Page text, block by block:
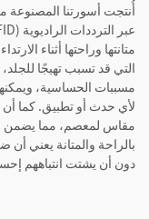
أُنتجت أسورتنا المصنوعة
متانتها وراحتها أثناء
التي قد تسبب تهيجًا
مسببات الحساسية،
لأي حدث أو تطبيق. كما
مقاس لمعصم، مما يضمن
بالراحة والمتانة يعني أن
دون أن يشتت انتباههم